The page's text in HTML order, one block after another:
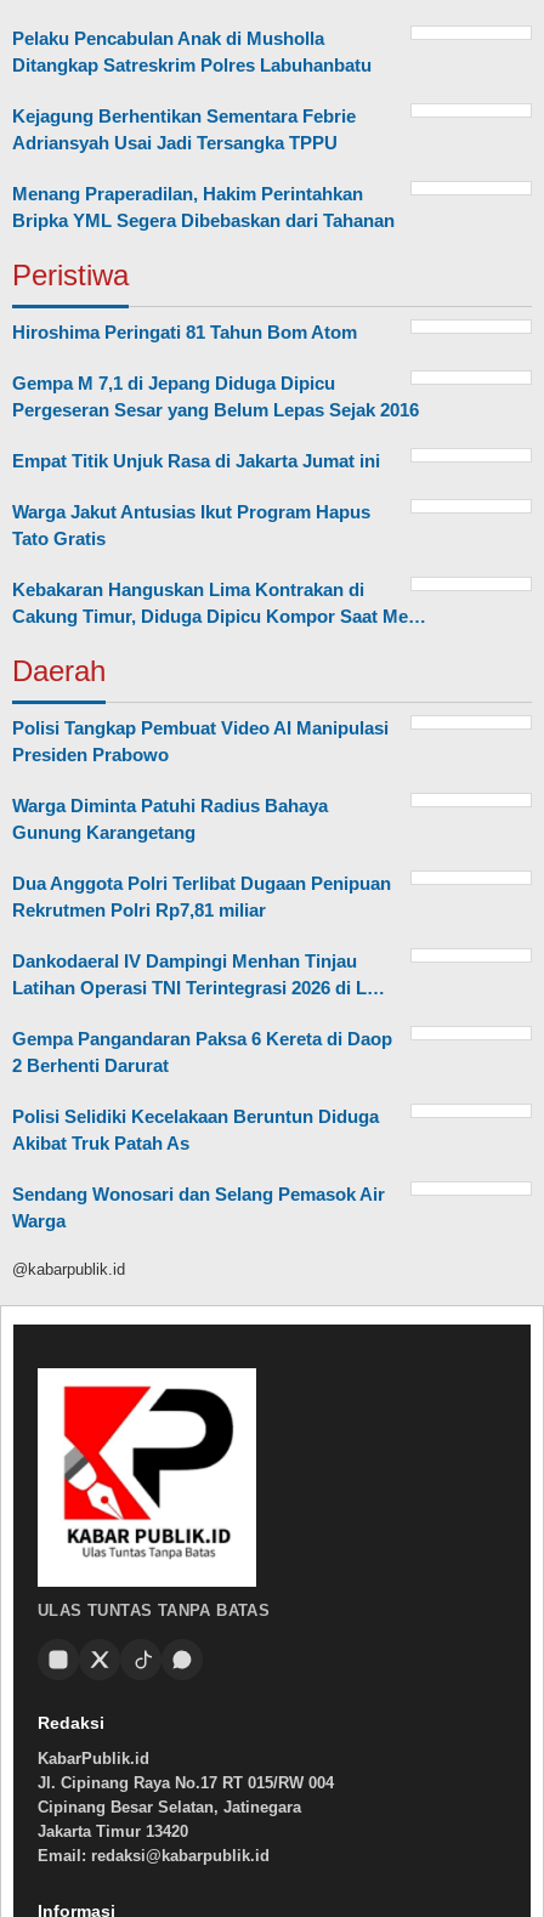
Pelaku Pencabulan Anak di Musholla
Ditangkap Satreskrim Polres Labuhanbatu
Kejagung Berhentikan Sementara Febrie
Adriansyah Usai Jadi Tersangka TPPU
Menang Praperadilan, Hakim Perintahkan
Bripka YML Segera Dibebaskan dari Tahanan
Peristiwa
Hiroshima Peringati 81 Tahun Bom Atom
Gempa M 7,1 di Jepang Diduga Dipicu
Pergeseran Sesar yang Belum Lepas Sejak 2016
Empat Titik Unjuk Rasa di Jakarta Jumat ini
Warga Jakut Antusias Ikut Program Hapus
Tato Gratis
Kebakaran Hanguskan Lima Kontrakan di
Cakung Timur, Diduga Dipicu Kompor Saat Me…
Daerah
Polisi Tangkap Pembuat Video AI Manipulasi
Presiden Prabowo
Warga Diminta Patuhi Radius Bahaya
Gunung Karangetang
Dua Anggota Polri Terlibat Dugaan Penipuan
Rekrutmen Polri Rp7,81 miliar
Dankodaeral IV Dampingi Menhan Tinjau
Latihan Operasi TNI Terintegrasi 2026 di L…
Gempa Pangandaran Paksa 6 Kereta di Daop
2 Berhenti Darurat
Polisi Selidiki Kecelakaan Beruntun Diduga
Akibat Truk Patah As
Sendang Wonosari dan Selang Pemasok Air
Warga
@kabarpublik.id
ULAS TUNTAS TANPA BATAS
Redaksi
KabarPublik.id
Jl. Cipinang Raya No.17 RT 015/RW 004
Cipinang Besar Selatan, Jatinegara
Jakarta Timur 13420
Email: redaksi@kabarpublik.id
Informasi